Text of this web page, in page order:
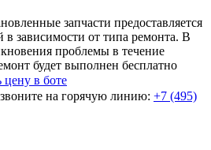
запчасти предоставляется
в зависимости от типа ремонта. В
проблемы в течение
будет выполнен бесплатно
цену в боте
на горячую линию: +7 (495)